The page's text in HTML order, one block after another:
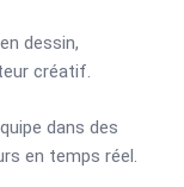
dessin,
créatif.
dans des
en temps réel.